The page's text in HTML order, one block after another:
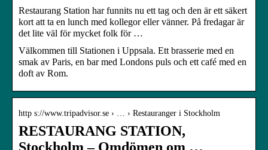
Restaurang Station har funnits nu ett tag och den är ett säkert
kort att ta en lunch med kollegor eller vänner. På fredagar är
det lite väl för mycket folk för …
Välkommen till Stationen i Uppsala. Ett brasserie med en
smak av Paris, en bar med Londons puls och ett café med en
doft av Rom.
http s://www.tripadvisor.se › … › Restauranger i Stockholm
RESTAURANG STATION,